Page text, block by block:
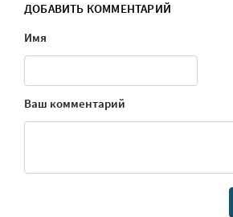
ДОБАВИТЬ КОММЕНТАРИЙ
Имя
Ваш комментарий